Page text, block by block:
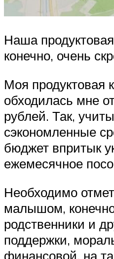
Наша
конечно, очень
Моя продуктовая
обходилась мне
рублей. Так,
сэкономленные
бюджет впритык
ежемесячное
Необходимо
малышом,
родственники и
поддержки,
финансовой, на